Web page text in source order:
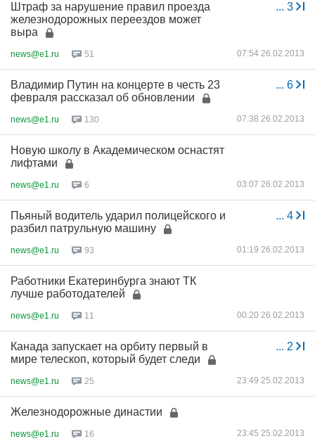
... 3
Штраф за нарушение правил проезда
железнодорожных переездов может
выра
news@e1.ru 51 07:54 26.02.2013
... 6
Владимир Путин на концерте в честь 23
февраля рассказал об обновлении
news@e1.ru 130 07:38 26.02.2013
Новую школу в Академическом оснастят
лифтами
news@e1.ru 6 03:07 26.02.2013
... 4
Пьяный водитель ударил полицейского и
разбил патрульную машину
news@e1.ru 93 01:19 26.02.2013
Работники Екатеринбурга знают ТК
лучше работодателей
news@e1.ru 11 00:20 26.02.2013
... 2
Канада запускает на орбиту первый в
мире телескоп, который будет следи
news@e1.ru 25 23:49 25.02.2013
Железнодорожные династии
news@e1.ru 16 23:45 25.02.2013